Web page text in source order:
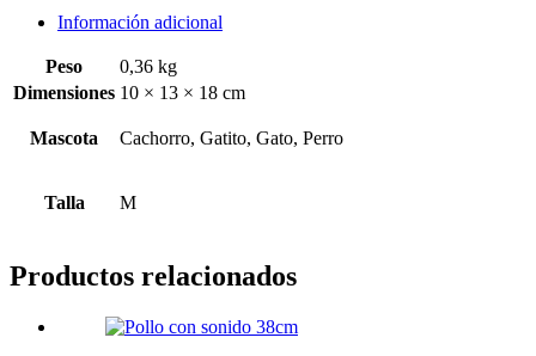
Información adicional
Peso
0,36 kg
Dimensiones 10 × 13 × 18 cm
Mascota Cachorro, Gatito, Gato, Perro
Talla M
Productos relacionados